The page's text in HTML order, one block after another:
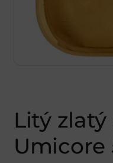
Litý
Umicore